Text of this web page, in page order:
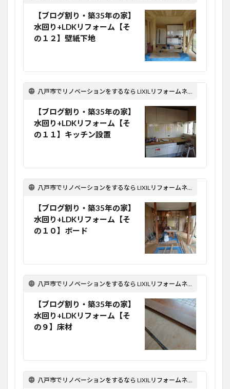
【ブログ割り・築35年の家】
水回り+LDKリフォーム【そ
の１２】壁紙下地
八戸市でリノベーションをするなら LIXILリフォームネット Optima Reform！
【ブログ割り・築35年の家】
水回り+LDKリフォーム【そ
の１１】キッチン設置
八戸市でリノベーションをするなら LIXILリフォームネット Optima Reform！
【ブログ割り・築35年の家】
水回り+LDKリフォーム【そ
の１０】ボード
八戸市でリノベーションをするなら LIXILリフォームネット Optima Reform！
【ブログ割り・築35年の家】
水回り+LDKリフォーム【そ
の９】床材
八戸市でリノベーションをするなら LIXILリフォームネット Optima Reform！